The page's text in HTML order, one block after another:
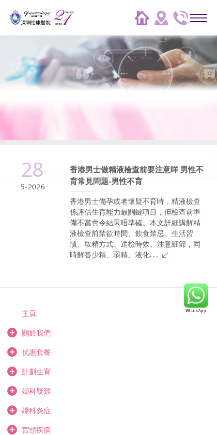
28
5-2026
香港男士做精液檢查前要注意咩 男性不
育常見問題-男性不育
香港男士備孕或者懷疑不育時，精液檢查
係評估生育能力最關鍵項目，但檢查前準
備不當會令結果唔準確。本文詳細講解精
液檢查前禁欲時間、飲食禁忌、生活習
慣、取精方式、送檢時效、注意細節，同
時解答少精、弱精、液化......
主頁
關於我們
优惠套餐
計劃生育
婦科疑難
婦科炎症
宮頸疾病